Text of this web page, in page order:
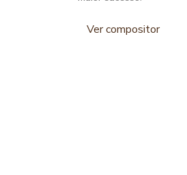
Ver compositor